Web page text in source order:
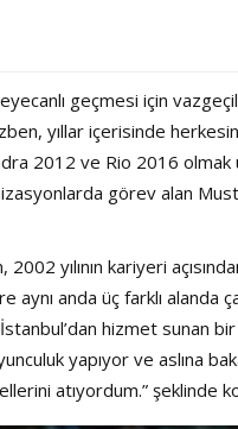
geçmesi için
yıllar içerisinde
2012 ve Rio 2016 olmak
görev alan
yılının kariyeri
anda üç farklı alanda
hizmet sunan
yapıyor ve aslına
atıyordum.” şeklinde
Haftanın